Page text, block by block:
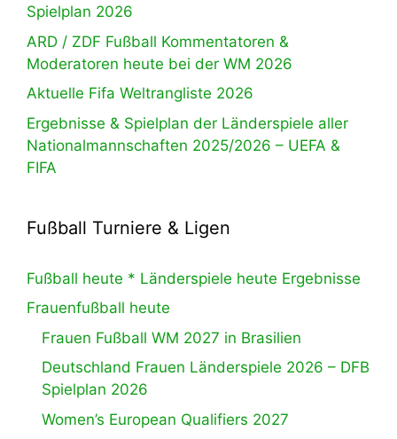
Spielplan 2026
ARD / ZDF Fußball Kommentatoren &
Moderatoren heute bei der WM 2026
Aktuelle Fifa Weltrangliste 2026
Ergebnisse & Spielplan der Länderspiele aller
Nationalmannschaften 2025/2026 – UEFA &
FIFA
Fußball Turniere & Ligen
Fußball heute * Länderspiele heute Ergebnisse
Frauenfußball heute
Frauen Fußball WM 2027 in Brasilien
Deutschland Frauen Länderspiele 2026 – DFB
Spielplan 2026
Women’s European Qualifiers 2027